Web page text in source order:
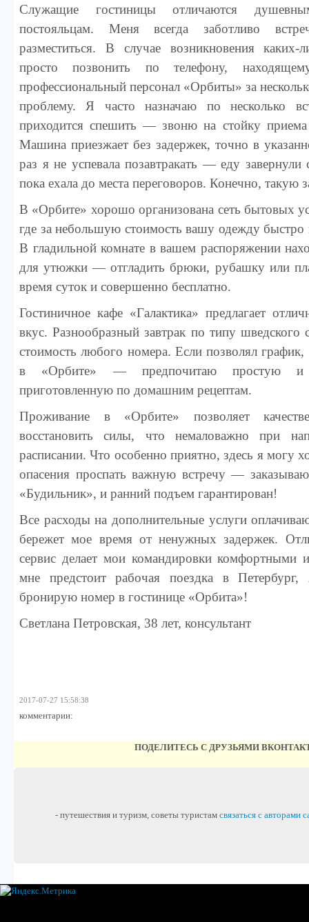
Служащие гостиницы отличаются
постояльцам. Меня всегда заботливо
разместиться. В случае возникновения каких-
просто позвонить по телефону,
профессиональный персонал «Орбиты» за
проблему. Я часто назначаю по несколько
приходится спешить — звоню на стойку приема
Машина приезжает без задержек, точно в
раз я не успевала позавтракать — еду завернули
пока ехала до места переговоров. Конечно, такую
В «Орбите» хорошо организована сеть бытовых
где за небольшую стоимость вашу одежду быстро
В гладильной комнате в вашем распоряжении
для утюжки — отгладить брюки, рубашку или
время суток и совершенно бесплатно.
Гостиничное кафе «Галактика» предлагает
вкус. Разнообразный завтрак по типу шведского
стоимость любого номера. Если позволял график,
в «Орбите» — предпочитаю простую и
приготовленную по домашним рецептам.
Проживание в «Орбите» позволяет
восстановить силы, что немаловажно при
расписании. Что особенно приятно, здесь я могу
опасения проспать важную встречу —
«Будильник», и ранний подъем гарантирован!
Все расходы на дополнительные услуги
бережет мое время от ненужных задержек.
сервис делает мои командировки комфортными
мне предстоит рабочая поездка в
бронирую номер в гостинице «Орбита»!
Светлана Петровская, 38 лет, консультант
2017-07-27 15:58:38
комментарии:
ПОДЕЛИТЕСЬ С ДРУЗЬЯМИ
- путешествия и туризм, советы туристам связаться с авторами